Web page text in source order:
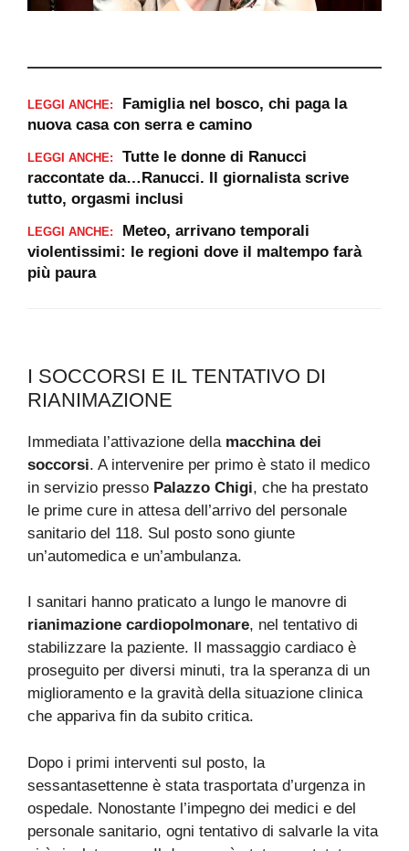
LEGGI ANCHE:
Famiglia nel bosco, chi paga la
nuova casa con serra e camino
LEGGI ANCHE:
Tutte le donne di Ranucci
raccontate da…Ranucci. Il giornalista scrive
tutto, orgasmi inclusi
LEGGI ANCHE:
Meteo, arrivano temporali
violentissimi: le regioni dove il maltempo farà
più paura
I SOCCORSI E IL TENTATIVO DI
RIANIMAZIONE
Immediata l’attivazione della macchina dei
soccorsi. A intervenire per primo è stato il medico
in servizio presso Palazzo Chigi, che ha prestato
le prime cure in attesa dell’arrivo del personale
sanitario del 118. Sul posto sono giunte
un’automedica e un’ambulanza.
I sanitari hanno praticato a lungo le manovre di
rianimazione cardiopolmonare, nel tentativo di
stabilizzare la paziente. Il massaggio cardiaco è
proseguito per diversi minuti, tra la speranza di un
miglioramento e la gravità della situazione clinica
che appariva fin da subito critica.
Dopo i primi interventi sul posto, la
sessantasettenne è stata trasportata d’urgenza in
ospedale. Nonostante l’impegno dei medici e del
personale sanitario, ogni tentativo di salvarle la vita